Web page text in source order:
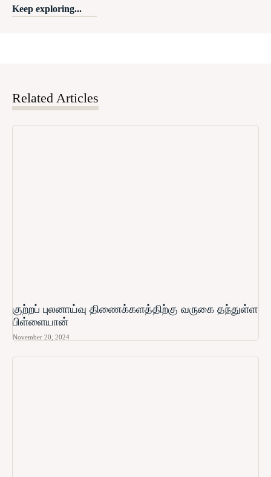
Keep exploring...
Related Articles
குற்றப் புலனாய்வு திணைக்களத்திற்கு வருகை தந்துள்ள
பிள்ளையான்
November 20, 2024